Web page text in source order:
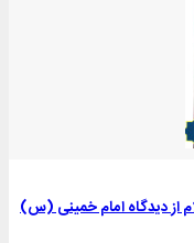
از دیدگاه امام خمینی (س)